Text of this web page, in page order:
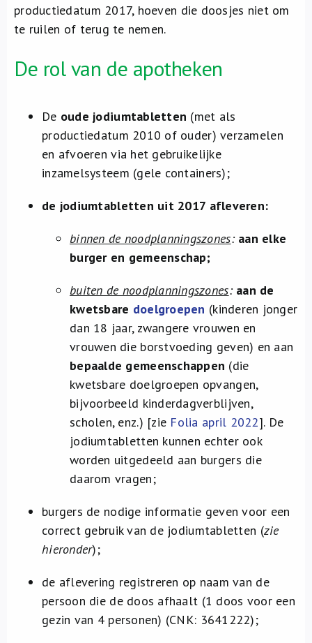
productiedatum 2017, hoeven die doosjes niet om
te ruilen of terug te nemen.
De rol van de apotheken
De oude jodiumtabletten (met als
productiedatum 2010 of ouder) verzamelen
en afvoeren via het gebruikelijke
inzamelsysteem (gele containers);
de jodiumtabletten uit 2017 afleveren:
binnen de noodplanningszones: aan elke
burger en gemeenschap;
buiten de noodplanningszones: aan de
kwetsbare doelgroepen (kinderen jonger
dan 18 jaar, zwangere vrouwen en
vrouwen die borstvoeding geven) en aan
bepaalde gemeenschappen (die
kwetsbare doelgroepen opvangen,
bijvoorbeeld kinderdagverblijven,
scholen, enz.) [zie Folia april 2022]. De
jodiumtabletten kunnen echter ook
worden uitgedeeld aan burgers die
daarom vragen;
burgers de nodige informatie geven voor een
correct gebruik van de jodiumtabletten (zie
hieronder);
de aflevering registreren op naam van de
persoon die de doos afhaalt (1 doos voor een
gezin van 4 personen) (CNK: 3641222);